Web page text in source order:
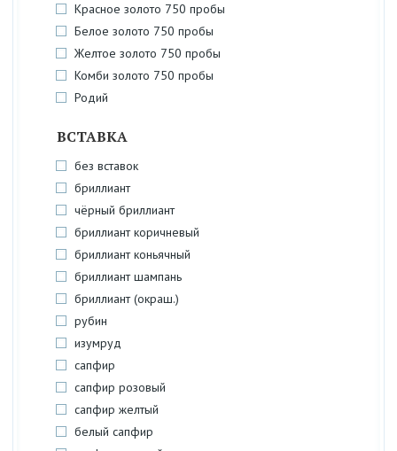
Красное золото 750 пробы
Белое золото 750 пробы
Желтое золото 750 пробы
Комби золото 750 пробы
Родий
ВСТАВКА
без вставок
бриллиант
чёрный бриллиант
бриллиант коричневый
бриллиант коньячный
бриллиант шампань
бриллиант (окраш.)
рубин
изумруд
сапфир
сапфир розовый
сапфир желтый
белый сапфир